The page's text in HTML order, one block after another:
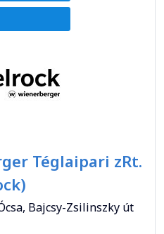
Téglaipari zRt.
Bajcsy-Zsilinszky út